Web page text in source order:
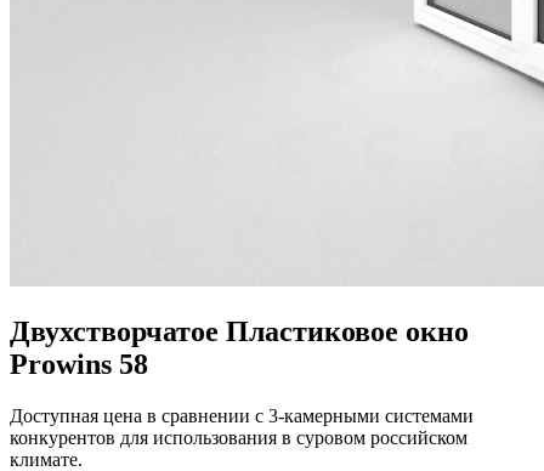
Двухстворчатое Пластиковое окно
Prowins 58
Доступная цена в сравнении с 3-камерными системами
конкурентов для использования в суровом российском
климате.